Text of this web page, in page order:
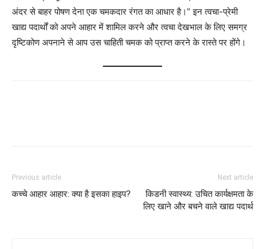
अंदर से बाहर पोषण देना एक चमकदार रंगत का आधार है।” इन त्वचा-प्रेमी
खाद्य पदार्थों को अपने आहार में शामिल करने और त्वचा देखभाल के लिए समग्र
दृष्टिकोण अपनाने से आप उस चाहिती चमक को प्राप्त करने के रास्ते पर होंगे।
Previous article
कच्चे आहार आहार: क्या है इसका हाइप?
Next article
किडनी स्वास्थ्य: उचित कार्यक्षमता के
लिए खाने और बचने वाले खाद्य पदार्थ